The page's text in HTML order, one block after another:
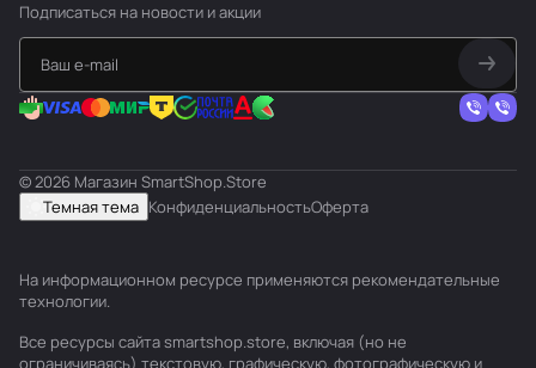
Подписаться на новости и акции
© 2026 Магазин SmartShop.Store
Темная тема КонфиденциальностьОферта
На информационном ресурсе применяются рекомендательные
технологии.
Все ресурсы сайта smartshop.store, включая (но не
ограничиваясь) текстовую, графическую, фотографическую и